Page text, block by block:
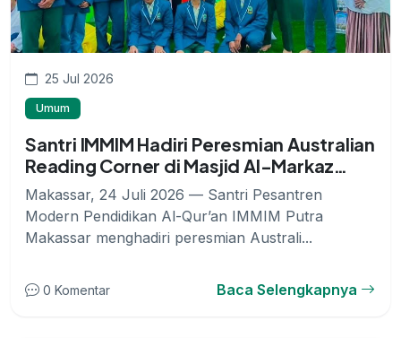
25 Jul 2026
Umum
Santri IMMIM Hadiri Peresmian Australian
Reading Corner di Masjid Al-Markaz
Makassar
Makassar, 24 Juli 2026 — Santri Pesantren
Modern Pendidikan Al-Qur’an IMMIM Putra
Makassar menghadiri peresmian Australi...
0 Komentar Baca Selengkapnya